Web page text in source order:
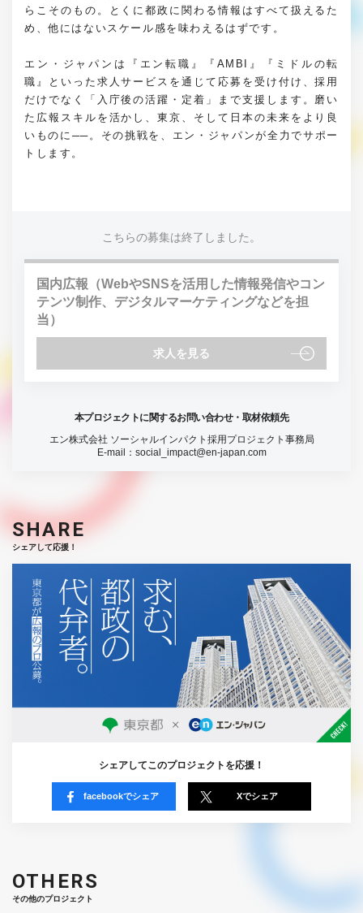
らこそのもの。とくに都政に関わる情報はすべて扱えるた
め、他にはないスケール感を味わえるはずです。
エン・ジャパンは『エン転職』『AMBI』『ミドルの転
職』といった求人サービスを通じて応募を受け付け、採用
だけでなく「入庁後の活躍・定着」まで支援します。磨い
た広報スキルを活かし、東京、そして日本の未来をより良
いものに──。その挑戦を、エン・ジャパンが全力でサポー
トします。
こちらの募集は終了しました。
国内広報（WebやSNSを活用した情報発信やコン
テンツ制作、デジタルマーケティングなどを担
当）
求人を見る
本プロジェクトに関するお問い合わせ・取材依頼先
エン株式会社 ソーシャルインパクト採用プロジェクト事務局
E-mail： social_impact@en-japan.com
SHARE
シェアして応援！
シェアしてこのプロジェクトを応援！
facebookでシェア Xでシェア
OTHERS
その他のプロジェクト